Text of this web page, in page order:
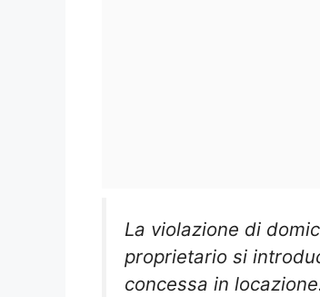
La violazione di
proprietario si
concessa in